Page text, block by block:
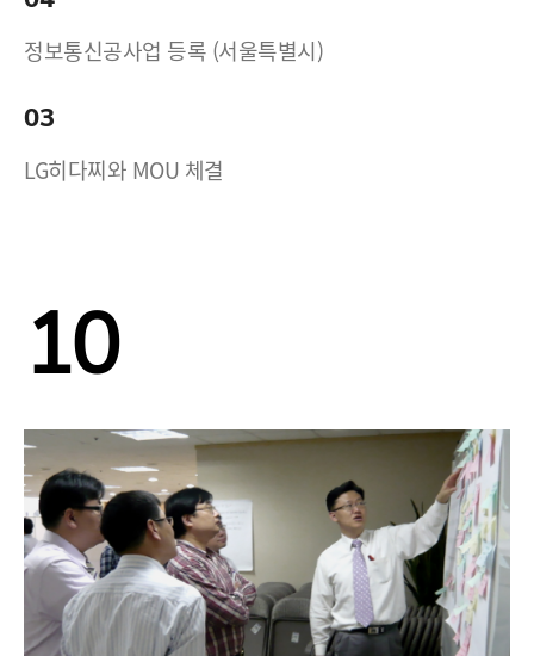
정보통신공사업 등록 (서울특별시)
03
LG히다찌와 MOU 체결
10